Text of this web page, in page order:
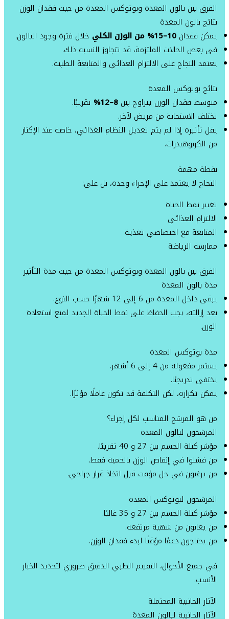
الفرق بين بالون المعدة وبوتوكس المعدة من حيث فقدان الوزن
نتائج بالون المعدة
يمكن فقدان10–15% من الوزن الكلي
خلال فترة وجود البالون.
في بعض الحالات الملتزمة، قد تتجاوز النسبة ذلك.
يعتمد النجاح على الالتزام الغذائي والمتابعة الطبية.
نتائج بوتوكس المعدة
متوسط فقدان الوزن يتراوح بين8–12%
تقريبًا.
تختلف الاستجابة من مريض لآخر.
يقل تأثيره إذا لم يتم تعديل النظام الغذائي، خاصة عند الإكثار
من الكربوهيدرات.
نقطة مهمة
النجاح لا يعتمد على الإجراء وحده، بل على:
تغيير نمط الحياة
الالتزام الغذائي
المتابعة مع اختصاصي تغذية
ممارسة الرياضة
الفرق بين بالون المعدة وبوتوكس المعدة من حيث مدة التأثير
مدة بالون المعدة
يبقى داخل المعدة من 6 إلى 12 شهرًا حسب النوع.
بعد إزالته، يجب الحفاظ على نمط الحياة الجديد لمنع استعادة
الوزن.
مدة بوتوكس المعدة
يستمر مفعوله من 4 إلى 6 أشهر.
يختفي تدريجيًا.
يمكن تكراره، لكن التكلفة قد تكون عاملًا مؤثرًا.
من هو المرشح المناسب لكل إجراء؟
المرشحون لبالون المعدة
مؤشر كتلة الجسم بين 27 و 40 تقريبًا.
من فشلوا في إنقاص الوزن بالحمية فقط.
من يرغبون في حل مؤقت قبل اتخاذ قرار جراحي.
المرشحون لبوتوكس المعدة
مؤشر كتلة الجسم بين 27 و 35 غالبًا.
من يعانون من شهية مرتفعة.
من يحتاجون دعمًا مؤقتًا لبدء فقدان الوزن.
في جميع الأحوال، التقييم الطبي الدقيق ضروري لتحديد الخيار
الأنسب.
الآثار الجانبية المحتملة
الآثار الجانبية لبالون المعدة